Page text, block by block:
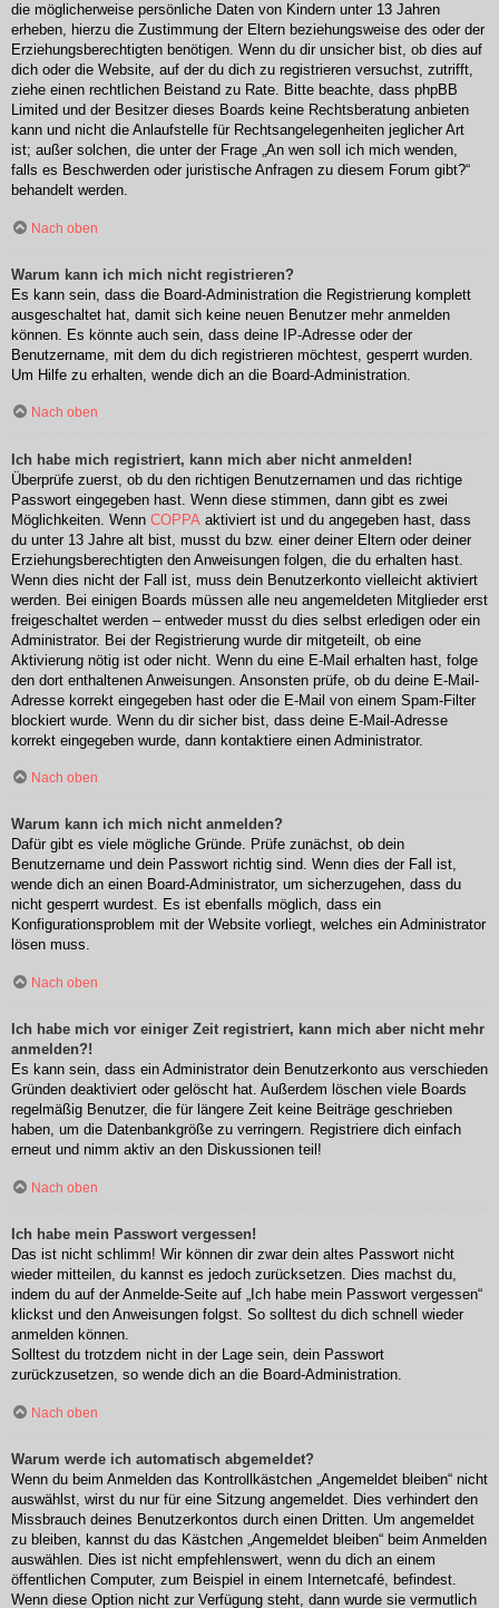
die möglicherweise persönliche Daten von Kindern unter 13 Jahren
erheben, hierzu die Zustimmung der Eltern beziehungsweise des oder der
Erziehungsberechtigten benötigen. Wenn du dir unsicher bist, ob dies auf
dich oder die Website, auf der du dich zu registrieren versuchst, zutrifft,
ziehe einen rechtlichen Beistand zu Rate. Bitte beachte, dass phpBB
Limited und der Besitzer dieses Boards keine Rechtsberatung anbieten
kann und nicht die Anlaufstelle für Rechtsangelegenheiten jeglicher Art
ist; außer solchen, die unter der Frage „An wen soll ich mich wenden,
falls es Beschwerden oder juristische Anfragen zu diesem Forum gibt?“
behandelt werden.
Nach oben
Warum kann ich mich nicht registrieren?
Es kann sein, dass die Board-Administration die Registrierung komplett
ausgeschaltet hat, damit sich keine neuen Benutzer mehr anmelden
können. Es könnte auch sein, dass deine IP-Adresse oder der
Benutzername, mit dem du dich registrieren möchtest, gesperrt wurden.
Um Hilfe zu erhalten, wende dich an die Board-Administration.
Nach oben
Ich habe mich registriert, kann mich aber nicht anmelden!
Überprüfe zuerst, ob du den richtigen Benutzernamen und das richtige
Passwort eingegeben hast. Wenn diese stimmen, dann gibt es zwei
Möglichkeiten. Wenn COPPA aktiviert ist und du angegeben hast, dass
du unter 13 Jahre alt bist, musst du bzw. einer deiner Eltern oder deiner
Erziehungsberechtigten den Anweisungen folgen, die du erhalten hast.
Wenn dies nicht der Fall ist, muss dein Benutzerkonto vielleicht aktiviert
werden. Bei einigen Boards müssen alle neu angemeldeten Mitglieder erst
freigeschaltet werden – entweder musst du dies selbst erledigen oder ein
Administrator. Bei der Registrierung wurde dir mitgeteilt, ob eine
Aktivierung nötig ist oder nicht. Wenn du eine E-Mail erhalten hast, folge
den dort enthaltenen Anweisungen. Ansonsten prüfe, ob du deine E-Mail-
Adresse korrekt eingegeben hast oder die E-Mail von einem Spam-Filter
blockiert wurde. Wenn du dir sicher bist, dass deine E-Mail-Adresse
korrekt eingegeben wurde, dann kontaktiere einen Administrator.
Nach oben
Warum kann ich mich nicht anmelden?
Dafür gibt es viele mögliche Gründe. Prüfe zunächst, ob dein
Benutzername und dein Passwort richtig sind. Wenn dies der Fall ist,
wende dich an einen Board-Administrator, um sicherzugehen, dass du
nicht gesperrt wurdest. Es ist ebenfalls möglich, dass ein
Konfigurationsproblem mit der Website vorliegt, welches ein Administrator
lösen muss.
Nach oben
Ich habe mich vor einiger Zeit registriert, kann mich aber nicht mehr
anmelden?!
Es kann sein, dass ein Administrator dein Benutzerkonto aus verschieden
Gründen deaktiviert oder gelöscht hat. Außerdem löschen viele Boards
regelmäßig Benutzer, die für längere Zeit keine Beiträge geschrieben
haben, um die Datenbankgröße zu verringern. Registriere dich einfach
erneut und nimm aktiv an den Diskussionen teil!
Nach oben
Ich habe mein Passwort vergessen!
Das ist nicht schlimm! Wir können dir zwar dein altes Passwort nicht
wieder mitteilen, du kannst es jedoch zurücksetzen. Dies machst du,
indem du auf der Anmelde-Seite auf „Ich habe mein Passwort vergessen“
klickst und den Anweisungen folgst. So solltest du dich schnell wieder
anmelden können.
Solltest du trotzdem nicht in der Lage sein, dein Passwort
zurückzusetzen, so wende dich an die Board-Administration.
Nach oben
Warum werde ich automatisch abgemeldet?
Wenn du beim Anmelden das Kontrollkästchen „Angemeldet bleiben“ nicht
auswählst, wirst du nur für eine Sitzung angemeldet. Dies verhindert den
Missbrauch deines Benutzerkontos durch einen Dritten. Um angemeldet
zu bleiben, kannst du das Kästchen „Angemeldet bleiben“ beim Anmelden
auswählen. Dies ist nicht empfehlenswert, wenn du dich an einem
öffentlichen Computer, zum Beispiel in einem Internetcafé, befindest.
Wenn diese Option nicht zur Verfügung steht, dann wurde sie vermutlich